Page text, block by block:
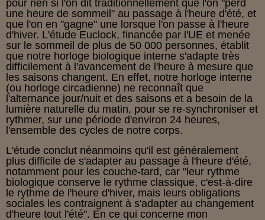
pour rien si l'on dit traditionnellement que l'on "perd
une heure de sommeil" au passage à l'heure d'été, et
que l'on en "gagne" une lorsque l'on passe à l'heure
d'hiver. L'étude Euclock, financée par l'UE et menée
sur le sommeil de plus de 50 000 personnes, établit
que notre horloge biologique interne s'adapte très
difficilement à l'avancement de l'heure à mesure que
les saisons changent. En effet, notre horloge interne
(ou horloge circadienne) ne reconnaît que
l'alternance jour/nuit et des saisons et a besoin de la
lumière naturelle du matin, pour se re-synchroniser et
rythmer, sur une période d'environ 24 heures,
l'ensemble des cycles de notre corps.
L'étude conclut néanmoins qu'il est généralement
plus difficile de s'adapter au passage à l'heure d'été,
notamment pour les couche-tard, car "leur rythme
biologique conserve le rythme classique, c'est-à-dire
le rythme de l'heure d'hiver, mais leurs obligations
sociales les contraignent à s'adapter au changement
d'heure tout l'été". En ce qui concerne mon